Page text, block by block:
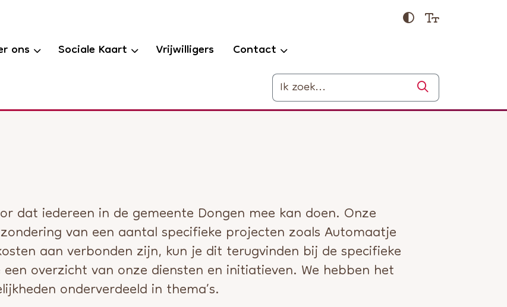
ons Sociale Kaart Vrijwilligers
Contact
Zoeken
dat iedereen in de gemeente Dongen mee kan doen. Onze
van een aantal specifieke projecten zoals Automaatje
aan verbonden zijn, kun je dit terugvinden bij de specifieke
overzicht van onze diensten en initiatieven. We hebben het
onderverdeeld in thema’s.